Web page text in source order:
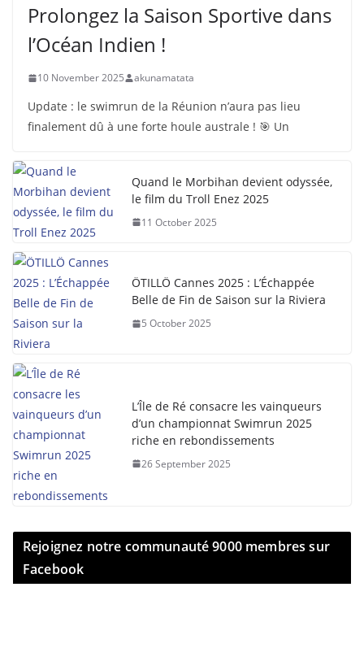
Prolongez la Saison Sportive dans
l’Océan Indien !
10 November 2025 akunamatata
Update : le swimrun de la Réunion n’aura pas lieu
finalement dû à une forte houle australe ! 🎯 Un
Quand le Morbihan devient odyssée,
le film du Troll Enez 2025
11 October 2025
ÖTILLÖ Cannes 2025 : L’Échappée
Belle de Fin de Saison sur la Riviera
5 October 2025
L’Île de Ré consacre les vainqueurs
d’un championnat Swimrun 2025
riche en rebondissements
26 September 2025
Rejoignez notre communauté 9000 membres sur
Facebook